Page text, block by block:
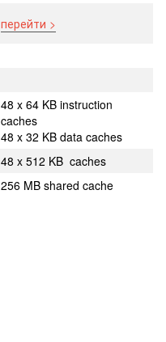
перейти >
48 x 64 KB instruction
caches
48 x 32 KB data caches
48 x 512 KB caches
256 MB shared cache